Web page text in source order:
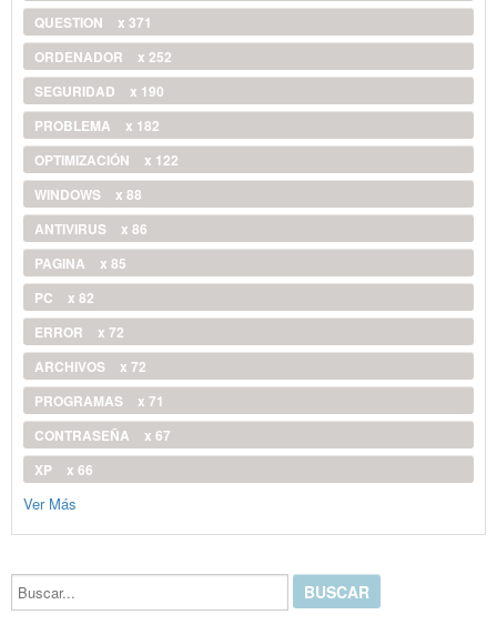
QUESTION
x 371
ORDENADOR
x 252
SEGURIDAD
x 190
PROBLEMA
x 182
OPTIMIZACIÓN
x 122
WINDOWS
x 88
ANTIVIRUS
x 86
PAGINA
x 85
PC
x 82
ERROR
x 72
ARCHIVOS
x 72
PROGRAMAS
x 71
CONTRASEÑA
x 67
XP
x 66
Ver Más
Buscar...